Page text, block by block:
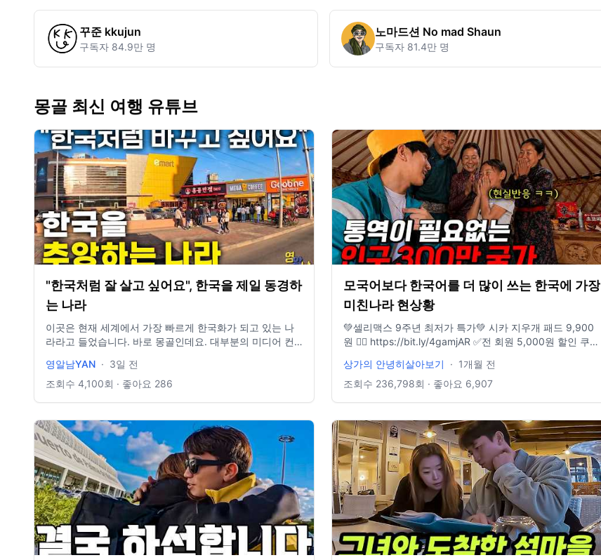
꾸준 kkujun
구독자 84.9만 명
노마드션 No mad Shaun
구독자 81.4만 명
몽골 최신 여행 유튜브
"한국처럼 잘 살고 싶어요", 한국을 제일 동경하
는 나라
이곳은 현재 세계에서 가장 빠르게 한국화가 되고 있는 나
라라고 들었습니다. 바로 몽골인데요. 대부분의 미디어 컨
중했습니다. 하지만 한국화의 이면에서 실제로 이 나라 사
람들이 어떻게 삶을 살아가는지 정말 궁금했습니다. 7일이
말 열심히 하겠습니다.
영알남YAN · 3일 전
조회수 4,100회 · 좋아요 286
모국어보다 한국어를 더 많이 쓰는 한국에 가장
미친나라 현상황
💚셀리맥스 9주년 최저가 특가💚 시카 지우개 패드 9,900
원 👉🏻 https://bit.ly/4gamjAR ✅전 회원 5,000원 할인 쿠폰
원 할인 쿠폰 추가 증정! (총 6천원) ✅ 시카 지우개 패드 세
트 구성 구매 시, 추가 사은품까지! (올리브영/다이소/CU 5
폼 본품 1개 + 지우개 시카 2스텝 겔 마스크 1매 + 시카 세
럼 마스크 1매 + 시카 지우개 패드 10매입 1개 추가 증정
67,000원 ➡️ 35,900원 (46%🔽) 🎁구독자 이벤트🎁 ✔️이벤
트 1. 구매 인증 이벤트 아래 링크를 통해 구매 인증을 해주
세요! https://naver.me/GzdJEwvm - 참여 기간 : ~
2026.7.13(월) 23:59까지 - 당첨자 발표 : 2026.7.24(금) *
문자 개별 안내 - 선물(10명) : 직접 찍은 바오밥 엽서&친필
싸인 + 시카 지우개 패드 리필(60매) ✔️이벤트 2. 댓글 이벤
트 댓글 작성 후 아래 링크를 통해 참여해 주세요!
https://naver.me/5UVsEivd - 참여 기간 : ~ 2026.7.13(월)
상가의 안녕히살아보기 · 1개월 전
조회수 236,798회 · 좋아요 6,907